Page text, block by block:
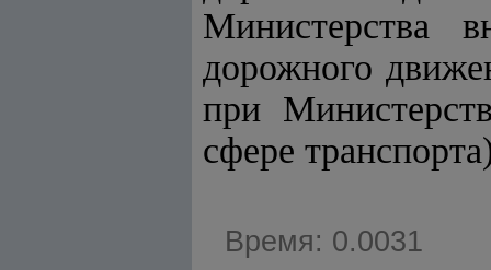
Министерства
дорожного
при
сфере
Время: 0.0031